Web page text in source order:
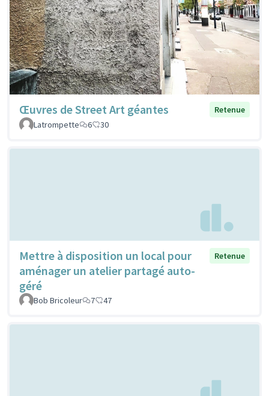
Œuvres de Street Art géantes
Retenue
Latrompette
6 30
Mettre à disposition un local pour
aménager un atelier partagé auto-
géré
Retenue
Bob Bricoleur 7 47